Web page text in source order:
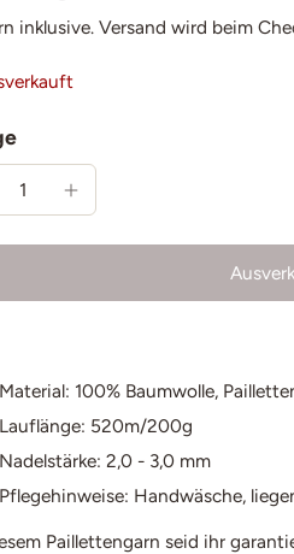
inklusive. Versand wird beim
Material: 100% Baumwolle,
Lauflänge: 520m/200g
Nadelstärke: 2,0 - 3,0 mm
Pflegehinweise: Handwäsche,
Paillettengarn seid ihr